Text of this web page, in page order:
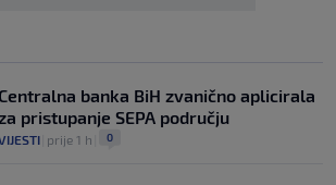
Centralna banka BiH zvanično aplicirala
pristupanje SEPA području
prije 1 h 0